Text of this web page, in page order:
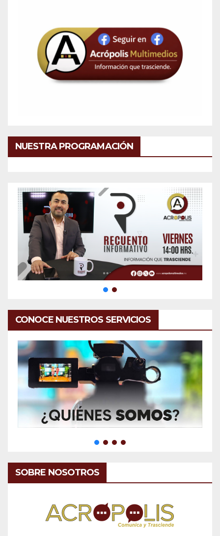
NUESTRA PROGRAMACIÓN
CONOCE NUESTROS SERVICIOS
SOBRE NOSOTROS